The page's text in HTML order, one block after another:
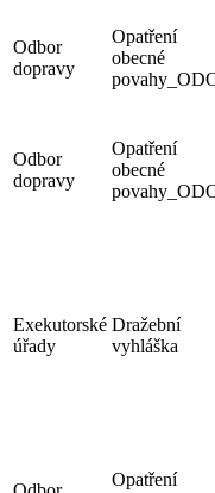
Odbor
dopravy
Opatření
obecné
Odbor
dopravy
Opatření
obecné
Exekutorské
úřady
Dražební
vyhláška
Opatření